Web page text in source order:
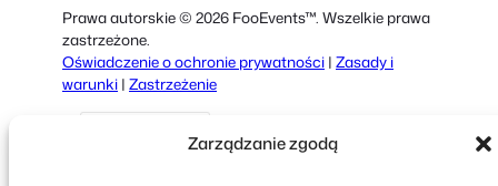
Zarządzanie zgodą
Spanish
Italian
Portuguese
Prawa autorskie © 2026 FooEvents™. Wszelkie prawa
zastrzeżone.
Oświadczenie o ochronie prywatności | Zasady i
warunki | Zastrzeżenie